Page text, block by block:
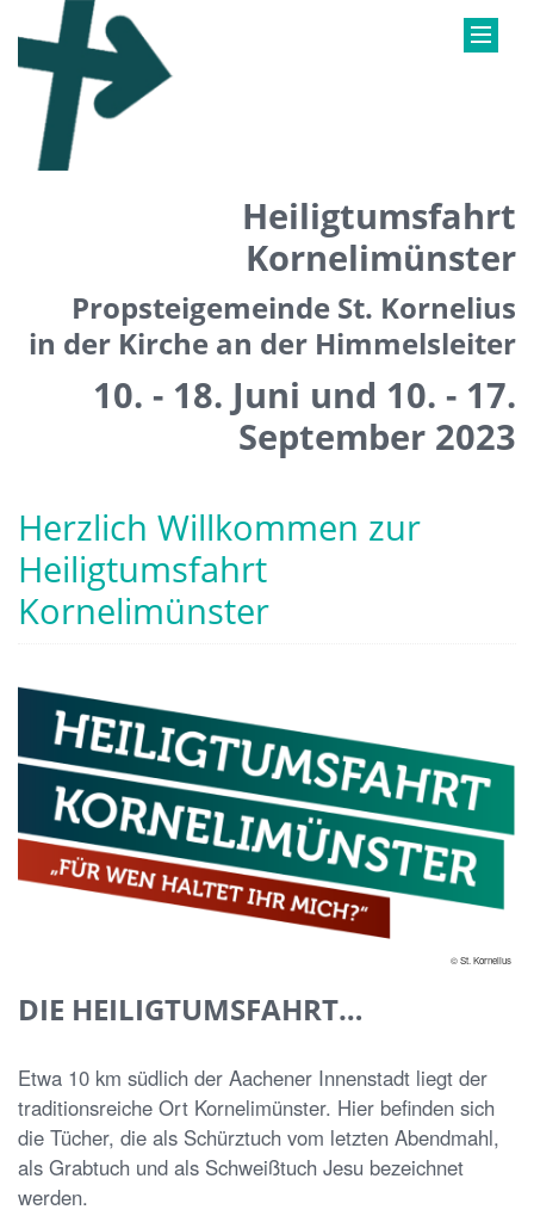
Heiligtumsfahrt
Kornelimünster
Propsteigemeinde St. Kornelius
in der Kirche an der Himmelsleiter
10. - 18. Juni und 10. - 17.
September 2023
Herzlich Willkommen zur
Heiligtumsfahrt
Kornelimünster
© St. Kornelius
DIE HEILIGTUMSFAHRT…
Etwa 10 km südlich der Aachener Innenstadt liegt der
traditionsreiche Ort Kornelimünster. Hier befinden sich
die Tücher, die als Schürztuch vom letzten Abendmahl,
als Grabtuch und als Schweißtuch Jesu bezeichnet
werden.